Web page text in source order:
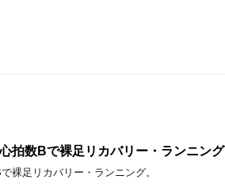
拍数Bで裸足リカバリー・ランニング
裸足リカバリー・ランニング。